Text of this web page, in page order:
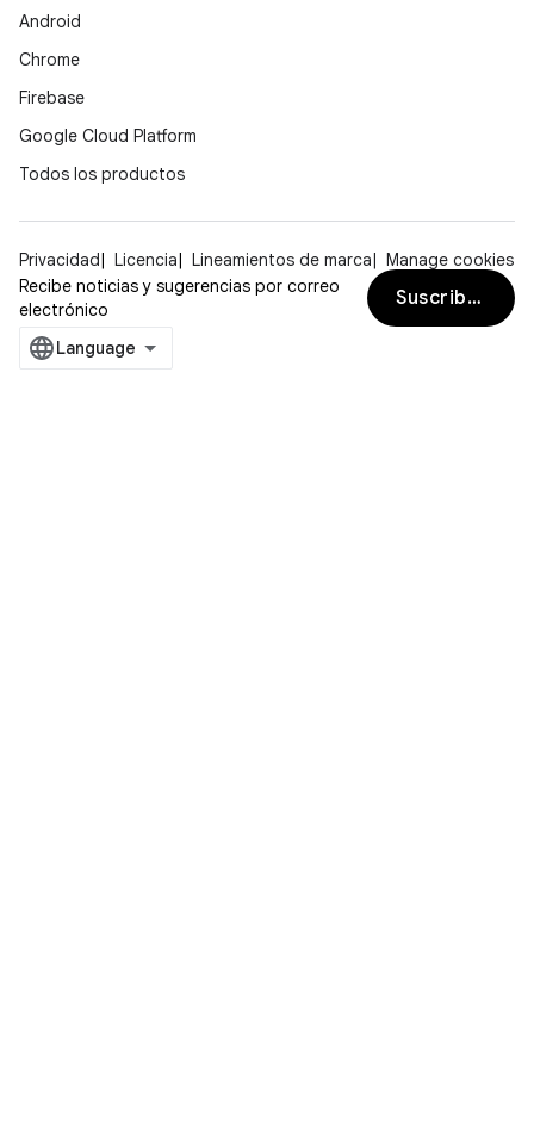
Android
Chrome
Firebase
Google Cloud Platform
Todos los productos
Privacidad Licencia Lineamientos de marca
Manage cookies
Recibe noticias y sugerencias por correo
electrónico
Suscribirse